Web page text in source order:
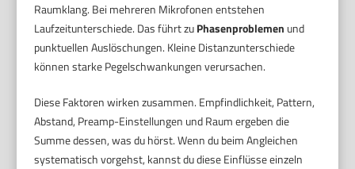
Raumklang. Bei mehreren Mikrofonen entstehen
Laufzeitunterschiede. Das führt zuPhasenproblemen und
punktuellen Auslöschungen. Kleine Distanzunterschiede
können starke Pegelschwankungen verursachen.
Diese Faktoren wirken zusammen. Empfindlichkeit, Pattern,
Abstand, Preamp-Einstellungen und Raum ergeben die
Summe dessen, was du hörst. Wenn du beim Angleichen
systematisch vorgehst, kannst du diese Einflüsse einzeln